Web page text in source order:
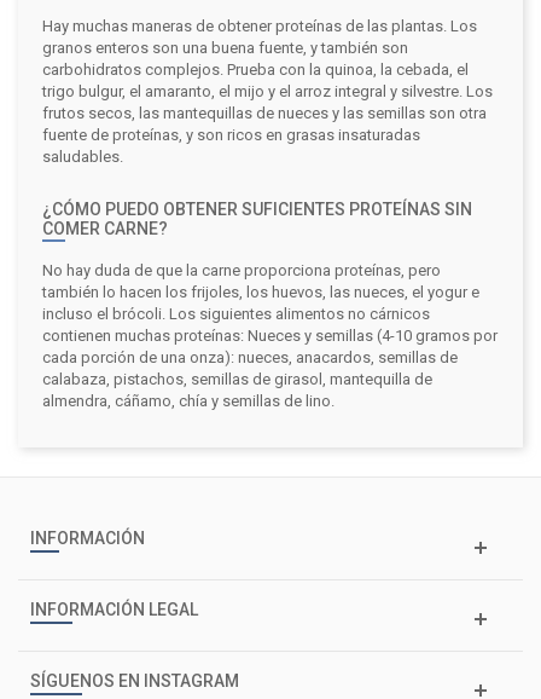
Hay muchas maneras de obtener proteínas de las plantas. Los
granos enteros son una buena fuente, y también son
carbohidratos complejos. Prueba con la quinoa, la cebada, el
trigo bulgur, el amaranto, el mijo y el arroz integral y silvestre. Los
frutos secos, las mantequillas de nueces y las semillas son otra
fuente de proteínas, y son ricos en grasas insaturadas
saludables.
¿CÓMO PUEDO OBTENER SUFICIENTES PROTEÍNAS SIN
COMER CARNE?
No hay duda de que la carne proporciona proteínas, pero
también lo hacen los frijoles, los huevos, las nueces, el yogur e
incluso el brócoli. Los siguientes alimentos no cárnicos
contienen muchas proteínas: Nueces y semillas (4-10 gramos por
cada porción de una onza): nueces, anacardos, semillas de
calabaza, pistachos, semillas de girasol, mantequilla de
almendra, cáñamo, chía y semillas de lino.
INFORMACIÓN
INFORMACIÓN LEGAL
SÍGUENOS EN INSTAGRAM